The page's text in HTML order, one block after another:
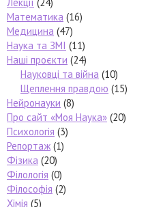
Математика (16)
Медицина (47)
Наука та ЗМІ (11)
Наші проєкти (24)
Науковці та війна (10)
Щеплення правдою (15)
Нейронауки (8)
Про сайт «Моя Наука» (20)
Психологія (3)
Репортаж(1)
Фізика (20)
Філологія (0)
Філософія (2)
Хімія (5)